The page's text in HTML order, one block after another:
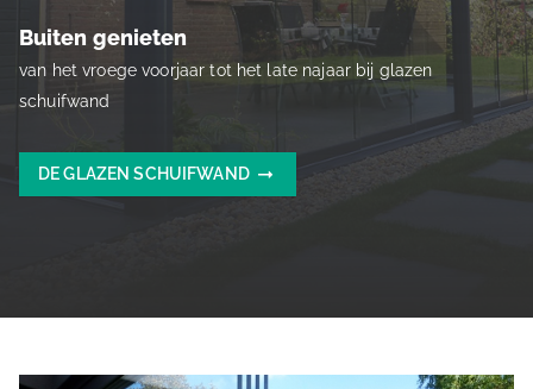
Buiten genieten
van het vroege voorjaar tot het late najaar bij glazen
schuifwand
DE GLAZEN SCHUIFWAND